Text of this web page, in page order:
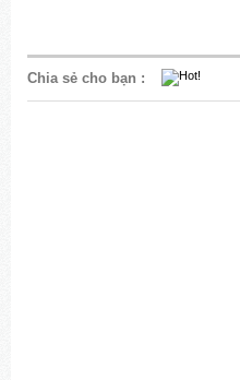
Chia sẻ cho bạn :